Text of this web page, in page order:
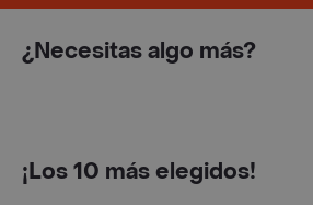
¿Necesitas algo más?
¡Los 10 más elegidos!